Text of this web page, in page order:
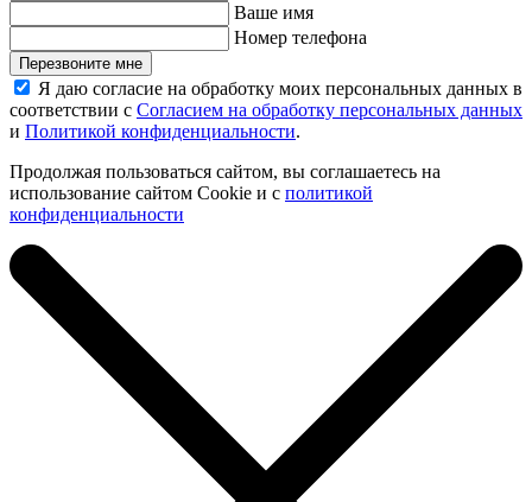
Ваше имя
Номер телефона
Перезвоните мне
Я даю согласие на обработку моих персональных данных в
соответствии с Согласием на обработку персональных данных
и Политикой конфиденциальности.
Продолжая пользоваться сайтом, вы соглашаетесь на
использование сайтом Cookie и с политикой
конфиденциальности